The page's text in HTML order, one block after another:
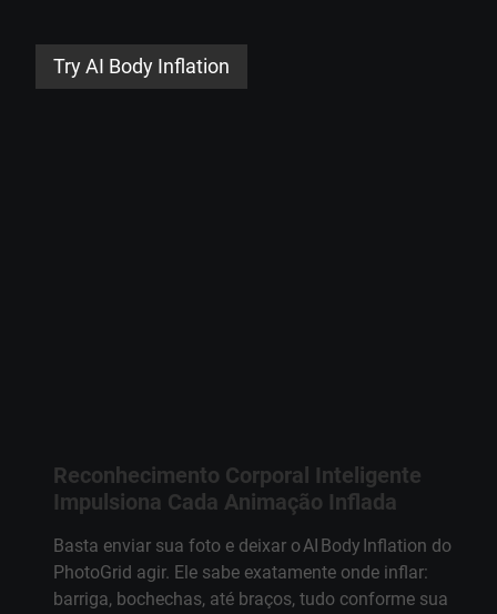
Try AI Body Inflation
Reconhecimento Corporal Inteligente
Impulsiona Cada Animação Inflada
Basta enviar sua foto e deixar o AI Body Inflation do
PhotoGrid agir. Ele sabe exatamente onde inflar:
barriga, bochechas, até braços, tudo conforme sua